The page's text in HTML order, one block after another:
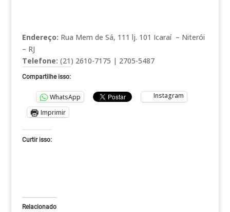
Endereço: Rua Mem de Sá, 111 lj. 101 Icaraí – Niterói
– RJ
Telefone: (21) 2610-7175 | 2705-5487
Compartilhe isso:
WhatsApp
Instagram
Imprimir
Curtir isso:
Relacionado